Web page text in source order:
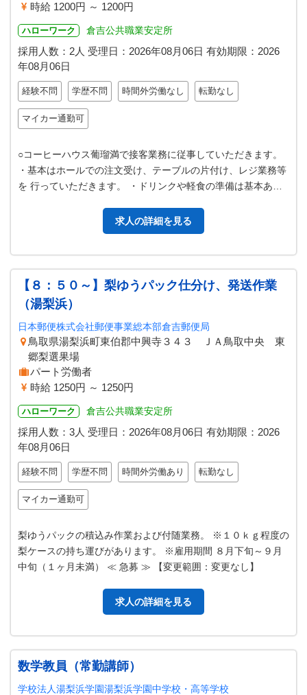
時給 1200円 ～ 1200円
ハローワーク 倉吉公共職業安定所
採用人数：2人 受理日： 2026年08月06日 有効期限： 2026
年08月06日
経験不問 学歴不問 時間外労働なし 転勤なし
マイカー通勤可
○コーヒーハウス葡瑠満で接客業務に従事していただきます。
・基本はホールでの注文受け、テーブルの片付け、レジ業務等
を 行っていただきます。 ・ドリンクや軽食の準備は基本あり
求人の詳細を見る
【８：５０～】梨ゆうパック仕分け、発送作業
（湯梨浜）
日本郵便株式会社郵便事業総本部倉吉郵便局
鳥取県湯梨浜町東伯郡中興寺３４３ ＪＡ鳥取中央 東
郷梨選果場
パート労働者
時給 1250円 ～ 1250円
ハローワーク 倉吉公共職業安定所
採用人数：3人 受理日： 2026年08月06日 有効期限： 2026
年08月06日
経験不問 学歴不問 時間外労働あり 転勤なし
マイカー通勤可
梨ゆうパックの積込み作業および付随業務。 ※１０ｋｇ程度の
梨ケースの持ち運びがあります。 ※雇用期間 ８月下旬～９月
中旬（１ヶ月未満） ≪ 急募 ≫ 【変更範囲：変更なし】
求人の詳細を見る
数学教員（常勤講師）
学校法人湯梨浜学園湯梨浜学園中学校・高等学校